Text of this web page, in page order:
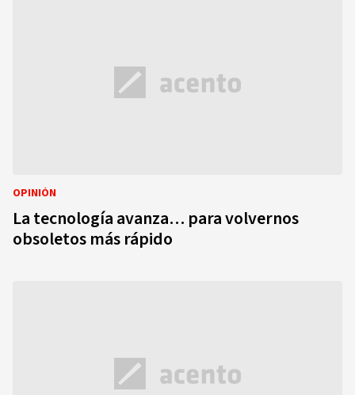
OPINIÓN
La tecnología avanza… para volvernos
obsoletos más rápido